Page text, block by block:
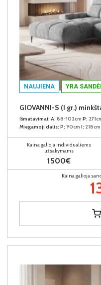
NAUJIENA YRA
Išmatavimai: A: 88-102cm P:
Miegamoji dalis: P: 90cm I: 218cm
Kaina galioja individualiems
užsakymams
1500€
Kaina galioja